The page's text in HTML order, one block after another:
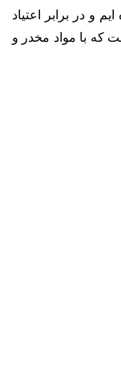
و در برابر اعتیاد
که با مواد مخدر و